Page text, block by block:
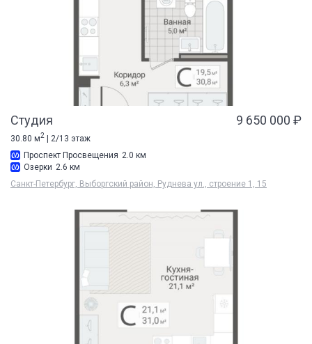
Студия 9 650 000 ₽
30.80 м2 | 2/13 этаж
Проспект Просвещения 2.0 км
Озерки 2.6 км
Санкт-Петербург, Выборгский район, Руднева ул., строение 1, 15